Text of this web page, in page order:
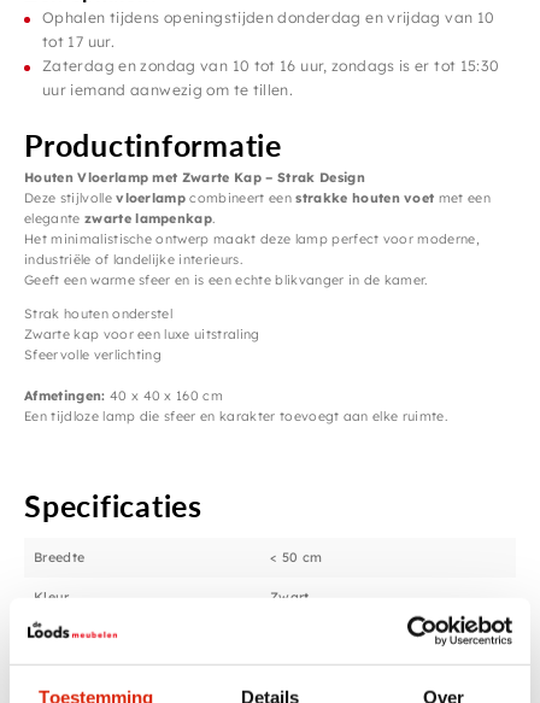
Toestemming Details Over
Ophalen tijdens openingstijden donderdag en vrijdag van 10
tot 17 uur.
Zaterdag en zondag van 10 tot 16 uur, zondags is er tot 15:30
uur iemand aanwezig om te tillen.
Productinformatie
Houten Vloerlamp met Zwarte Kap – Strak Design
Deze stijlvollevloerlamp combineert eenstrakke houten voet met een
elegante zwarte lampenkap.
Het minimalistische ontwerp maakt deze lamp perfect voor moderne,
industriële of landelijke interieurs.
Geeft een warme sfeer en is een echte blikvanger in de kamer.
Strak houten onderstel
Zwarte kap voor een luxe uitstraling
Sfeervolle verlichting
Afmetingen: 40 x 40 x 160 cm
Een tijdloze lamp die sfeer en karakter toevoegt aan elke ruimte.
Specificaties
Breedte < 50 cm
Kleur Zwart